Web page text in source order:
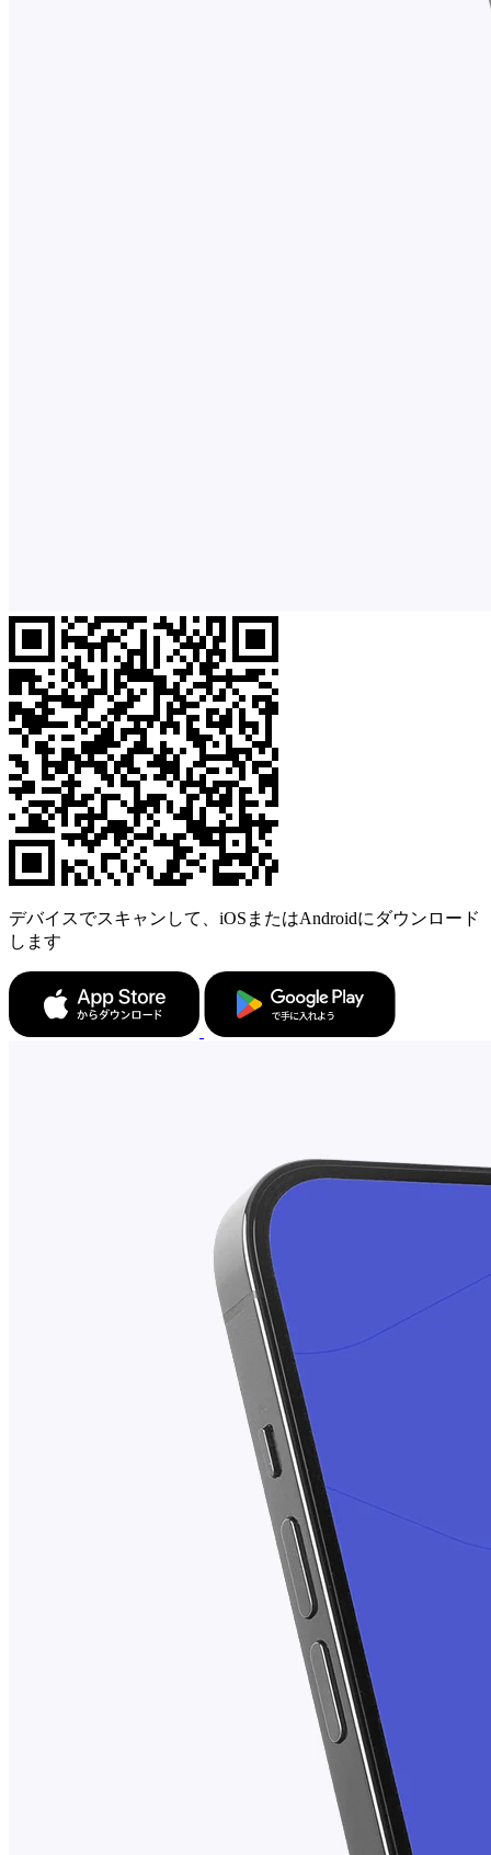
デバイスでスキャンして、iOSまたはAndroidにダウンロード
します